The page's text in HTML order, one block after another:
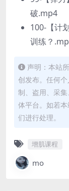
破.mp4
100-【计
训练？
声明：本站
创发布。任何
制、盗用、采
体平台。如若
们进行处理。
增肌课程
mo